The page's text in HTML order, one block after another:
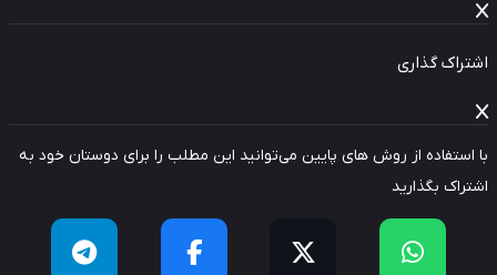
گذاری
استفاده از روش های پایین می‌توانید این مطلب را برای دوستان خود به
بگذارید